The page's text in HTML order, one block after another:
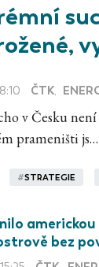
8:10 ČTK,
v Česku
prameništi js…
#STRATEGIE
americkou
bez